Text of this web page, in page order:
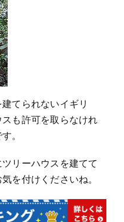
てられないイギリ
も許可を取らなけれ
。
リーハウスを建てて
を付けくださいね。